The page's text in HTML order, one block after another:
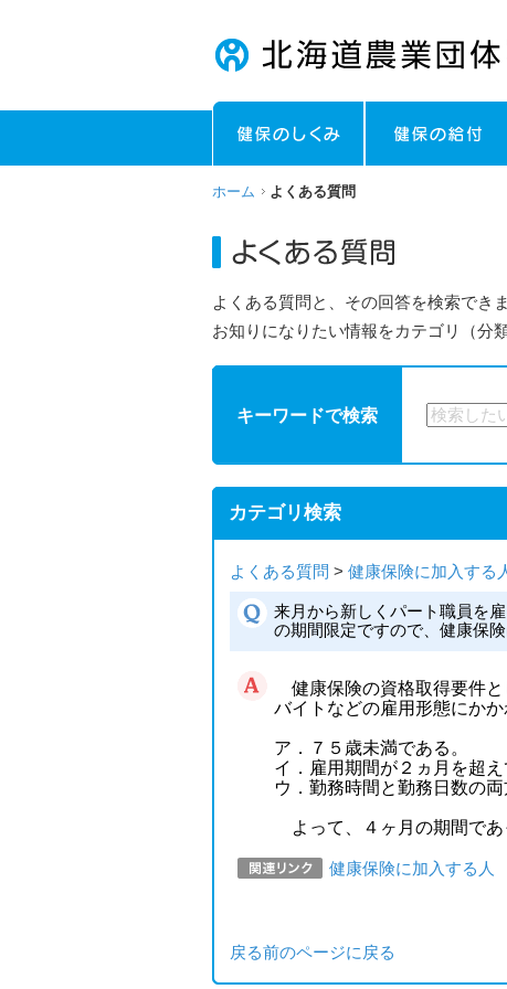
ホーム よくある質問
よくある質問と、その回答を検索できま
お知りになりたい情報をカテゴリ（分
キーワードで検索
カテゴリ検索
よくある質問 > 健康保険に加入する
来月から新しくパート職員を
の期間限定ですので、健康保
健康保険の資格取得要件
バイ トなどの雇用形態にか
ア．７５歳未満である。
イ．雇用期間が２ヵ月を超
ウ． 勤務時間と勤務日数の
よって、４ヶ月の期間で
健康保険に加入する人
戻る前のページに戻る